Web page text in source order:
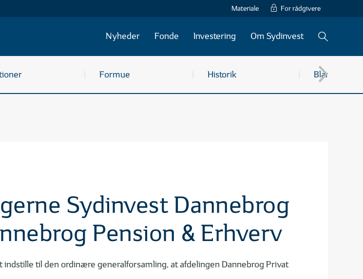
Materiale For rådgivere
Nyheder Fonde Investering Om Sydinvest
KATEGORIER (7) Søg
Formue Historik Blandede
Sydinvest Dannebrog
Pension & Erhverv
til den ordinære generalforsamling, at afdelingen Dannebrog Privat